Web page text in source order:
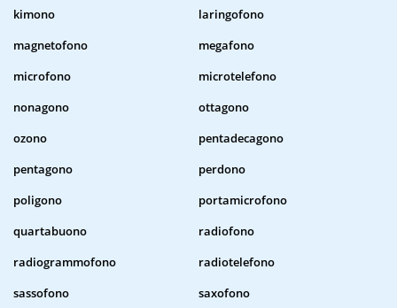
kimono
laringofono
magnetofono
megafono
microfono
microtelefono
nonagono
ottagono
ozono
pentadecagono
pentagono
perdono
poligono
portamicrofono
quartabuono
radiofono
radiogrammofono
radiotelefono
sassofono
saxofono